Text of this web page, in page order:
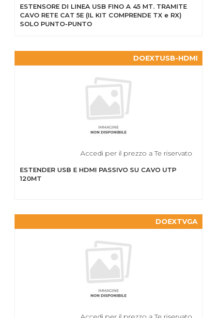
ESTENSORE DI LINEA USB FINO A 45 MT. TRAMITE
CAVO RETE CAT 5E (IL KIT COMPRENDE TX e RX)
SOLO PUNTO-PUNTO
DOEXTUSB-HDMI
Accedi per il prezzo a Te riservato
ESTENDER USB E HDMI PASSIVO SU CAVO UTP
120MT
DOEXTVGA